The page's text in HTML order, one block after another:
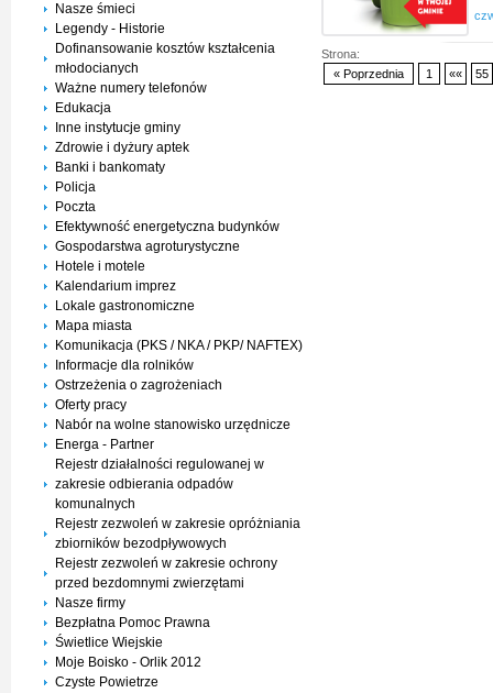
Nasze śmieci
Legendy - Historie
Dofinansowanie kosztów kształcenia
młodocianych
Ważne numery telefonów
Edukacja
Inne instytucje gminy
Zdrowie i dyżury aptek
Banki i bankomaty
Policja
Poczta
Efektywność energetyczna budynków
Gospodarstwa agroturystyczne
Hotele i motele
Kalendarium imprez
Lokale gastronomiczne
Mapa miasta
Komunikacja (PKS / NKA / PKP/ NAFTEX)
Informacje dla rolników
Ostrzeżenia o zagrożeniach
Oferty pracy
Nabór na wolne stanowisko urzędnicze
Energa - Partner
Rejestr działalności regulowanej w
zakresie odbierania odpadów
komunalnych
Rejestr zezwoleń w zakresie opróżniania
zbiorników bezodpływowych
Rejestr zezwoleń w zakresie ochrony
przed bezdomnymi zwierzętami
Nasze firmy
Bezpłatna Pomoc Prawna
Świetlice Wiejskie
Moje Boisko - Orlik 2012
Czyste Powietrze
Strona:
« Poprzednia
1 «« 55